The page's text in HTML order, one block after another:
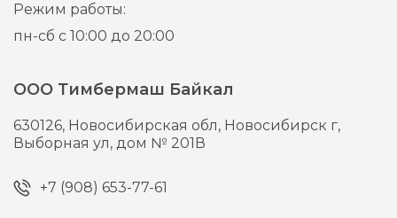
Режим работы:
пн-сб с 10:00 до 20:00
ООО Тимбермаш Байкал
630126, Новосибирская обл, Новосибирск г,
Выборная ул, дом № 201В
+7 (908) 653-77-61